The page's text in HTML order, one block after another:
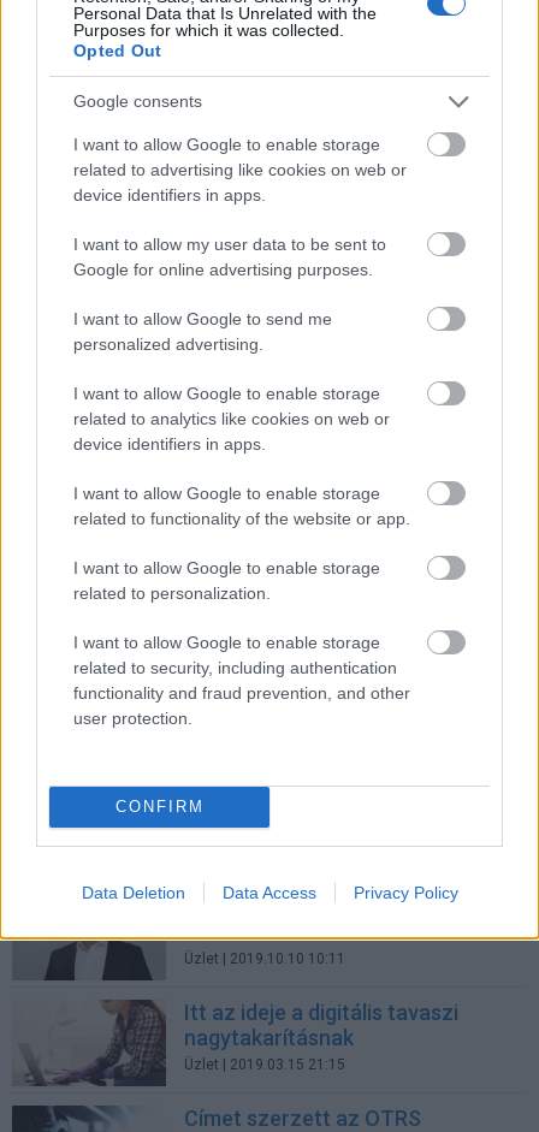
Personal Data that Is Unrelated with the
Purposes for which it was collected.
Opted Out
Google consents
I want to allow Google to enable storage
related to advertising like cookies on web or
device identifiers in apps.
I want to allow my user data to be sent to
Google for online advertising purposes.
I want to allow Google to send me
personalized advertising.
I want to allow Google to enable storage
related to analytics like cookies on web or
device identifiers in apps.
I want to allow Google to enable storage
related to functionality of the website or app.
I want to allow Google to enable storage
related to personalization.
I want to allow Google to enable storage
related to security, including authentication
functionality and fraud prevention, and other
user protection.
CONFIRM
Data Deletion Data Access Privacy Policy
kell
CIO| 2021.01.15 15:24
Biztonsági házirend az otthoni
Üzlet| 2021.01.13 17:29
Holisztikus IT-biztonsági stratégia
SecWorld 2020: Kiberbiztonság,
fenyegetés-menedzsment és
eseménykezelés
Öt tévhit az otthonról végzett
munkával kapcsolatban
Üzlet | 2020.04.16 17:03
szolgáltatásmenedzsment
szoftverének 8-as verzióját
Nekik a 8 nem mindegy
Üzlet| 2020.03.25 12:55
ideiglenes dolgozókkal való
együttműködést
Folyamat- és
kommunikációmenedzsment
Üzlet | 2019.10.10 10:11
Itt az ideje a digitális tavaszi
nagytakarításnak
Üzlet | 2019.03.15 21:15
Címet szerzett az OTRS